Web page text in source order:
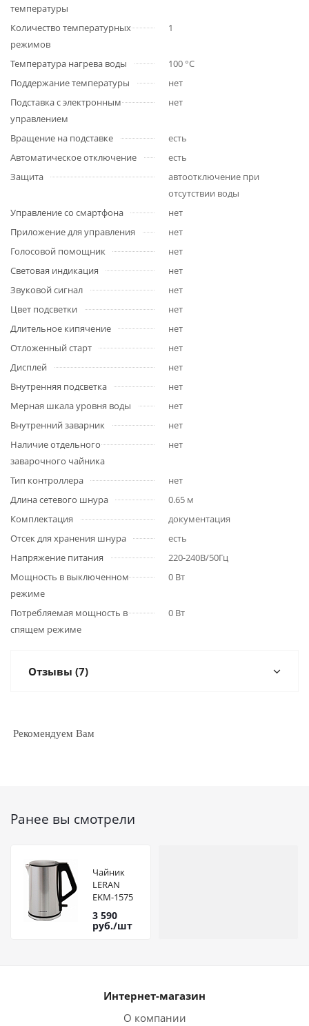
температуры
Количество температурных
режимов
1
Температура нагрева воды
100 °C
Поддержание температуры
нет
Подставка с электронным
управлением
нет
Вращение на подставке
есть
Автоматическое отключение
есть
Защита
автоотключение при
отсутствии воды
Управление со смартфона
нет
Приложение для управления
нет
Голосовой помощник
нет
Световая индикация
нет
Звуковой сигнал
нет
Цвет подсветки
нет
Длительное кипячение
нет
Отложенный старт
нет
Дисплей
нет
Внутренняя подсветка
нет
Мерная шкала уровня воды
нет
Внутренний заварник
нет
Наличие отдельного
заварочного чайника
нет
Тип контроллера
нет
Длина сетевого шнура
0.65 м
Комплектация
документация
Отсек для хранения шнура
есть
Напряжение питания
220-240В/50Гц
Мощность в выключенном
режиме
0 Вт
Потребляемая мощность в
спящем режиме
0 Вт
Отзывы (7)
Рекомендуем Вам
Ранее вы смотрели
Чайник
LERAN
EKМ-1575
DW
3 590
руб./шт
Интернет-магазин
О компании